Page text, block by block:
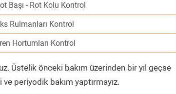
Başı - Rot Kolu Kontrol
Rulmanları Kontrol
Hortumları Kontrol
Üstelik önceki bakım üzerinden bir yıl geçse
periyodik bakım yaptırmayız.